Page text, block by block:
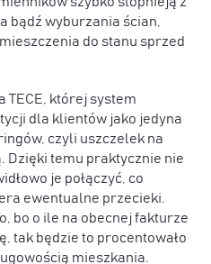
bądź wyburzania ścian,
do stanu sprzed
TECE, której system
dla klientów jako jedyna
czyli uszczelek na
Dzięki temu praktycznie nie
je połączyć, co
ewentualne przecieki.
bo o ile na obecnej fakturze
tak będzie to procentowało
mieszkania.